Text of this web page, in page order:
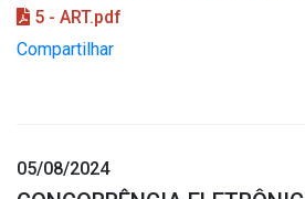
5 - ART.pdf
Compartilhar
05/08/2024